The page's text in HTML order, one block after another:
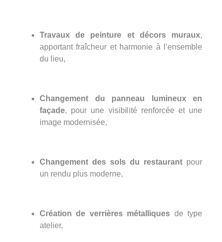
Travaux de peinture et décors muraux,
apportant fraîcheur et harmonie à l’ensemble
du lieu,
Changement du panneau lumineux en
façade, pour une visibilité renforcée et une
image modernisée,
Changement des sols du restaurant pour
un rendu plus moderne,
Création de verrières métalliques de type
atelier,